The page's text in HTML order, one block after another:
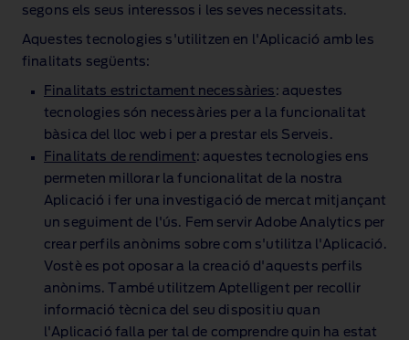
segons els seus interessos i les seves necessitats.
Aquestes tecnologies s'utilitzen en l'Aplicació amb les
finalitats següents:
Finalitats estrictament necessàries : aquestes
tecnologies són necessàries per a la funcionalitat
bàsica del lloc web i per a prestar els Serveis.
Finalitats de rendiment: aquestes tecnologies ens
permeten millorar la funcionalitat de la nostra
Aplicació i fer una investigació de mercat mitjançant
un seguiment de l'ús. Fem servir Adobe Analytics per
crear perfils anònims sobre com s'utilitza l'Aplicació.
Vostè es pot oposar a la creació d'aquests perfils
anònims. També utilitzem Aptelligent per recollir
informació tècnica del seu dispositiu quan
l'Aplicació falla per tal de comprendre quin ha estat